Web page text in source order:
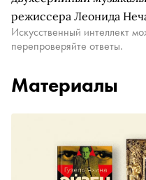
режиссера Леонида
Искусственный интеллект
перепроверяйте ответы.
Материалы